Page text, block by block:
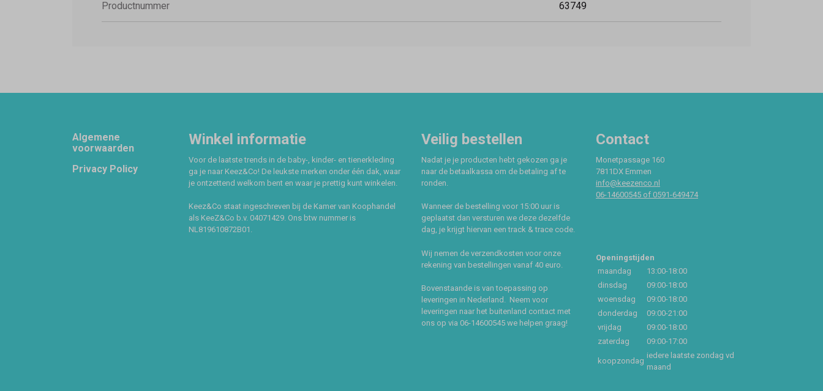
Productnummer 63749
Footer
Algemene
voorwaarden
Privacy Policy
Winkel informatie
Voor de laatste trends in de baby-, kinder- en tienerkleding
ga je naar Keez&Co! De leukste merken onder één dak, waar
je ontzettend welkom bent en waar je prettig kunt winkelen.
Keez&Co staat ingeschreven bij de Kamer van Koophandel
als KeeZ&Co b.v. 04071429. Ons btw nummer is
NL819610872B01.
Veilig bestellen
Nadat je je producten hebt gekozen ga je
naar de betaalkassa om de betaling af te
ronden.
Wanneer de bestelling voor 15:00 uur is
geplaatst dan versturen we deze dezelfde
dag, je krijgt hiervan een track & trace code.
Wij nemen de verzendkosten voor onze
rekening van bestellingen vanaf 40 euro.
Bovenstaande is van toepassing op
leveringen in Nederland. Neem voor
leveringen naar het buitenland contact met
ons op via 06-14600545 we helpen graag!
Contact
Monetpassage 160
7811DX Emmen
info@keezenco.nl
06-14600545 of 0591-649474
Openingstijden
maandag
13:00-18:00
dinsdag
09:00-18:00
woensdag
09:00-18:00
donderdag
09:00-21:00
vrijdag
09:00-18:00
zaterdag
09:00-17:00
koopzondag
iedere laatste zondag vd
maand